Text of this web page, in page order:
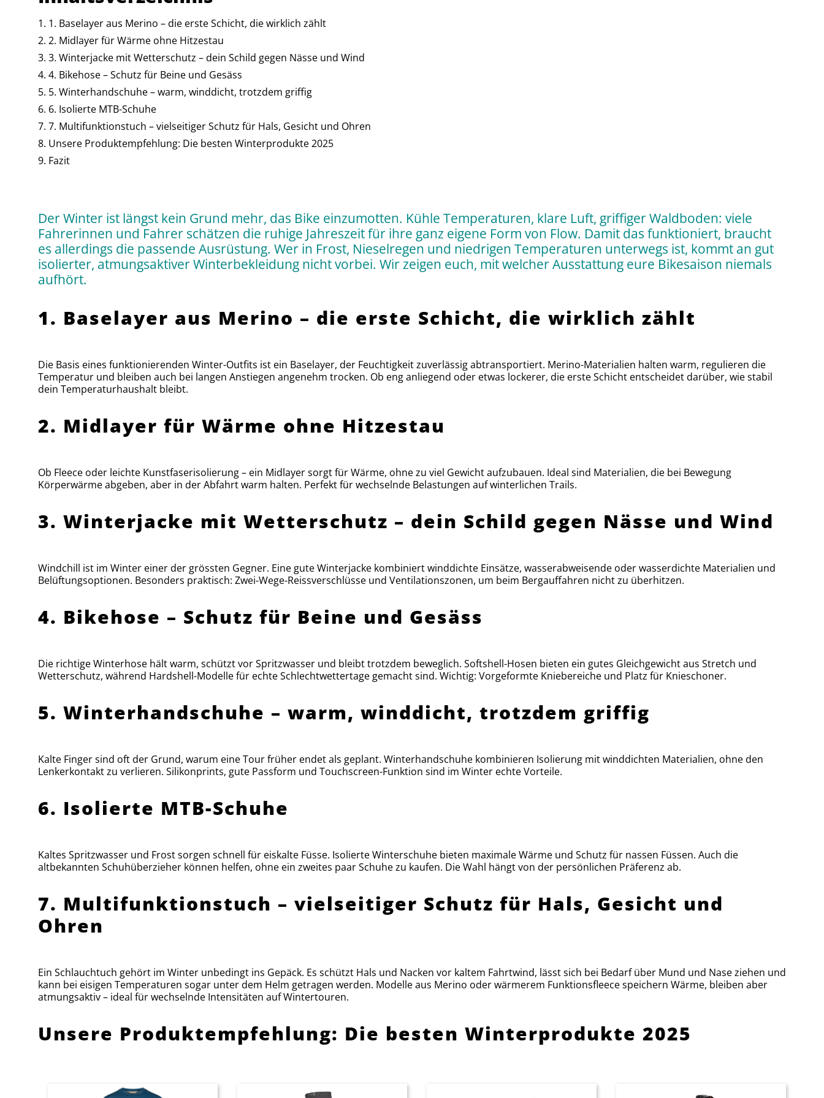
1. Baselayer aus Merino – die erste Schicht, die wirklich zählt
2. Midlayer für Wärme ohne Hitzestau
3. Winterjacke mit Wetterschutz – dein Schild gegen Nässe und Wind
4. Bikehose – Schutz für Beine und Gesäss
5. Winterhandschuhe – warm, winddicht, trotzdem griffig
6. Isolierte MTB-Schuhe
7. Multifunktionstuch – vielseitiger Schutz für Hals, Gesicht und Ohren
Unsere Produktempfehlung: Die besten Winterprodukte 2025
Fazit
Der Winter ist längst kein Grund mehr, das Bike einzumotten. Kühle Temperaturen, klare Luft, griffiger Waldboden: viele
Fahrerinnen und Fahrer schätzen die ruhige Jahreszeit für ihre ganz eigene Form von Flow. Damit das funktioniert, braucht
es allerdings die passende Ausrüstung. Wer in Frost, Nieselregen und niedrigen Temperaturen unterwegs ist, kommt an gut
isolierter, atmungsaktiver Winterbekleidung nicht vorbei. Wir zeigen euch, mit welcher Ausstattung eure Bikesaison niemals
aufhört.
1. Baselayer aus Merino – die erste Schicht, die wirklich zählt
Die Basis eines funktionierenden Winter-Outfits ist ein Baselayer, der Feuchtigkeit zuverlässig abtransportiert. Merino-Materialien halten warm, regulieren die
Temperatur und bleiben auch bei langen Anstiegen angenehm trocken. Ob eng anliegend oder etwas lockerer, die erste Schicht entscheidet darüber, wie stabil
dein Temperaturhaushalt bleibt.
2. Midlayer für Wärme ohne Hitzestau
Ob Fleece oder leichte Kunstfaserisolierung – ein Midlayer sorgt für Wärme, ohne zu viel Gewicht aufzubauen. Ideal sind Materialien, die bei Bewegung
Körperwärme abgeben, aber in der Abfahrt warm halten. Perfekt für wechselnde Belastungen auf winterlichen Trails.
3. Winterjacke mit Wetterschutz – dein Schild gegen Nässe und Wind
Windchill ist im Winter einer der grössten Gegner. Eine gute Winterjacke kombiniert winddichte Einsätze, wasserabweisende oder wasserdichte Materialien und
Belüftungsoptionen. Besonders praktisch: Zwei-Wege-Reissverschlüsse und Ventilationszonen, um beim Bergauffahren nicht zu überhitzen.
4. Bikehose – Schutz für Beine und Gesäss
Die richtige Winterhose hält warm, schützt vor Spritzwasser und bleibt trotzdem beweglich. Softshell-Hosen bieten ein gutes Gleichgewicht aus Stretch und
Wetterschutz, während Hardshell-Modelle für echte Schlechtwettertage gemacht sind. Wichtig: Vorgeformte Kniebereiche und Platz für Knieschoner.
5. Winterhandschuhe – warm, winddicht, trotzdem griffig
Kalte Finger sind oft der Grund, warum eine Tour früher endet als geplant. Winterhandschuhe kombinieren Isolierung mit winddichten Materialien, ohne den
Lenkerkontakt zu verlieren. Silikonprints, gute Passform und Touchscreen-Funktion sind im Winter echte Vorteile.
6. Isolierte MTB-Schuhe
Kaltes Spritzwasser und Frost sorgen schnell für eiskalte Füsse. Isolierte Winterschuhe bieten maximale Wärme und Schutz für nassen Füssen. Auch die
altbekannten Schuhüberzieher können helfen, ohne ein zweites paar Schuhe zu kaufen. Die Wahl hängt von der persönlichen Präferenz ab.
7. Multifunktionstuch – vielseitiger Schutz für Hals, Gesicht und
Ohren
Ein Schlauchtuch gehört im Winter unbedingt ins Gepäck. Es schützt Hals und Nacken vor kaltem Fahrtwind, lässt sich bei Bedarf über Mund und Nase ziehen und
kann bei eisigen Temperaturen sogar unter dem Helm getragen werden. Modelle aus Merino oder wärmerem Funktionsfleece speichern Wärme, bleiben aber
atmungsaktiv – ideal für wechselnde Intensitäten auf Wintertouren.
Unsere Produktempfehlung: Die besten Winterprodukte 2025